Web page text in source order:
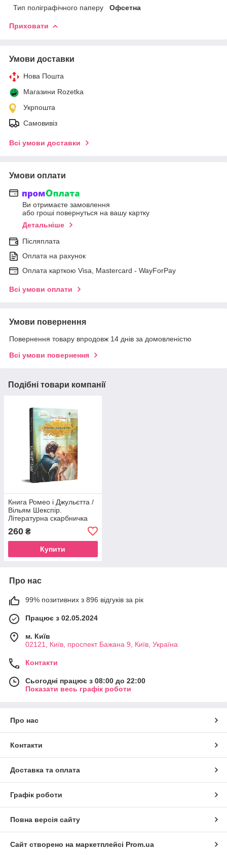
Тип поліграфічного паперу
Офсетна
Приховати
Умови доставки
Нова Пошта
Магазини Rozetka
Укрпошта
Самовивіз
Всі умови доставки
Умови оплати
Ви отримаєте замовлення
або гроші повернуться на вашу картку
Детальніше
Післяплата
Оплата на рахунок
Оплата карткою Visa, Mastercard - WayForPay
Всі умови оплати
Умови повернення
Повернення товару впродовж 14 днів за домовленістю
Всі умови повернення
Подібні товари компанії
Книга Ромео і Джульєтта /
Вільям Шекспір.
Літературна скарбничка
(українською)
260 ₴
Купити
Про нас
99% позитивних з 896 відгуків за рік
Працює з 02.05.2024
м. Київ
02121, Київ, проспект Бажана 9, Київ, Україна
Контакти
Сьогодні працює з 08:00 до 22:00
Показати весь графік роботи
Про нас
Контакти
Доставка та оплата
Графік роботи
Повна версія сайту
Сайт створено на маркетплейсі Prom.ua